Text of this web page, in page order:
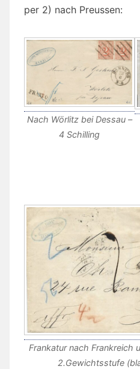
per 2) nach Preussen:
Nach Wörlitz bei Dessau –
4 Schilling
Frankatur nach Frankreich
2.Gewichtsstufe